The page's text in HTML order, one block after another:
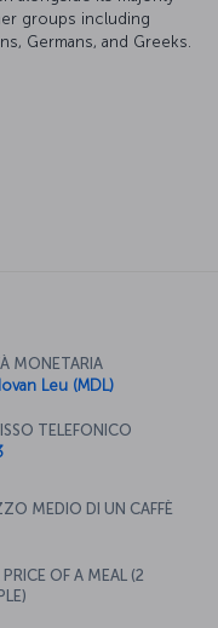
groups including
Germans, and Greeks.
for its history and
MONETARIA
Leu (MDL)
TELEFONICO
MEDIO DI UN CAFFÈ
OF A MEAL (2